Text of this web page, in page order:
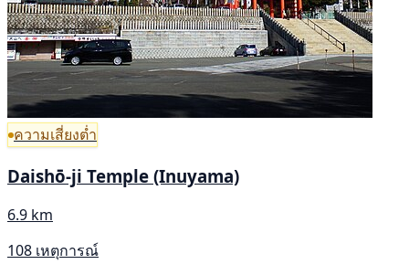
ความเสี่ยงต่ำ
Daishō-ji Temple (Inuyama)
6.9 km
108 เหตุการณ์